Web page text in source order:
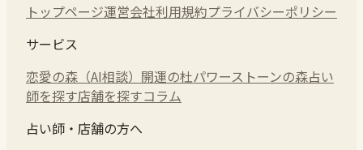
トップページ運営会社利用規約プライバシーポリシー
サービス
恋愛の森（AI相談） 開運の杜パワーストーンの森占い
師を探す店舗を探すコラム
占い師・店舗の方へ